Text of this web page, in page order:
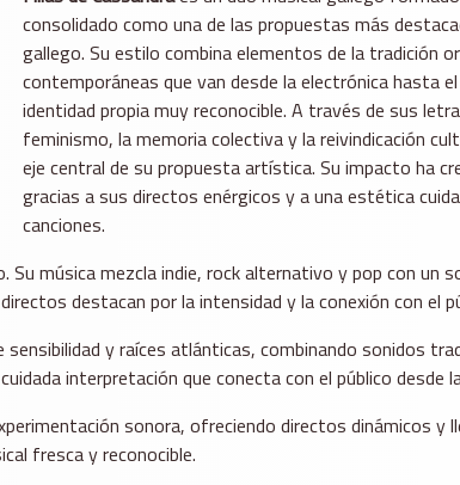
consolidado como una de las propuestas más
gallego. Su estilo combina elementos de la tradición
contemporáneas que van desde la electrónica hasta
identidad propia muy reconocible. A través de sus
feminismo, la memoria colectiva y la reivindicación
eje central de su propuesta artística. Su impacto ha
gracias a sus directos enérgicos y a una estética
canciones.
música mezcla indie, rock alternativo y pop con un
destacan por la intensidad y la conexión con el
y raíces atlánticas, combinando sonidos
interpretación que conecta con el público desde
sonora, ofreciendo directos dinámicos y
fresca y reconocible.